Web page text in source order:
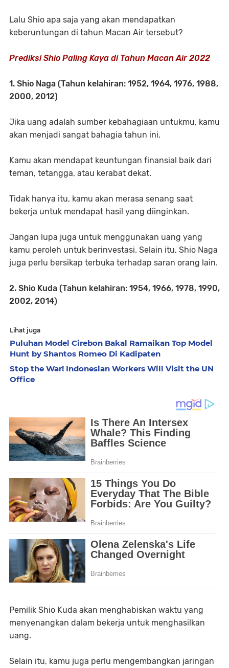
Lalu Shio apa saja yang akan mendapatkan
keberuntungan di tahun Macan Air tersebut?
Prediksi Shio Paling Kaya di Tahun Macan Air 2022
1. Shio Naga (Tahun kelahiran: 1952, 1964, 1976, 1988,
2000, 2012)
Jika uang adalah sumber kebahagiaan untukmu, kamu
akan menjadi sangat bahagia tahun ini.
Kamu akan mendapat keuntungan finansial baik dari
teman, tetangga, atau kerabat dekat.
Tidak hanya itu, kamu akan merasa senang saat
bekerja untuk mendapat hasil yang diinginkan.
Jangan lupa juga untuk menggunakan uang yang
kamu peroleh untuk berinvestasi. Selain itu, Shio Naga
juga perlu bersikap terbuka terhadap saran orang lain.
2. Shio Kuda (Tahun kelahiran: 1954, 1966, 1978, 1990,
2002, 2014)
Lihat juga
Puluhan Model Cirebon Bakal Ramaikan Top Model
Hunt by Shantos Romeo Di Kadipaten
Stop the War! Indonesian Workers Will Visit the UN
Office
Pemilik Shio Kuda akan menghabiskan waktu yang
menyenangkan dalam bekerja untuk menghasilkan
uang.
Selain itu, kamu juga perlu mengembangkan jaringan